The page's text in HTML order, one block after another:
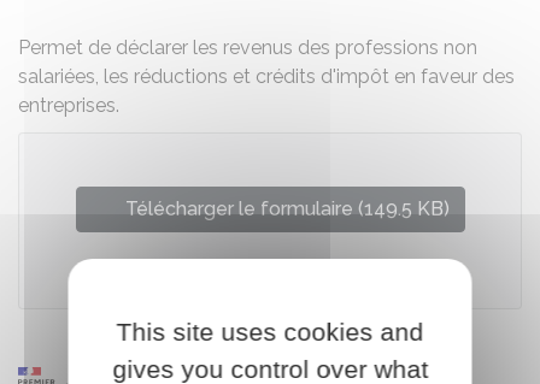
Permet de déclarer les revenus des professions non
salariées, les réductions et crédits d'impôt en faveur des
entreprises.
Télécharger le formulaire (149.5 KB)
This site uses cookies and
gives you control over what